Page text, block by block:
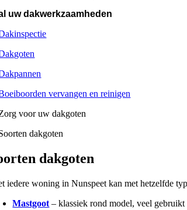
uw dakwerkzaamheden
dakgoten
iedere woning in Nunspeet kan met hetzelfde
Mastgoot – klassiek rond model, veel